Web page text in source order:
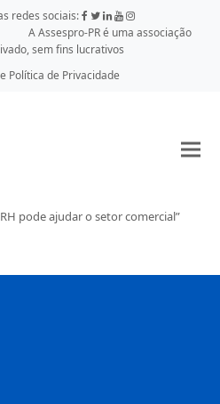
redes sociais:
A Assespro-PR é uma associação
sem fins lucrativos
Política de Privacidade
pode ajudar o setor comercial”